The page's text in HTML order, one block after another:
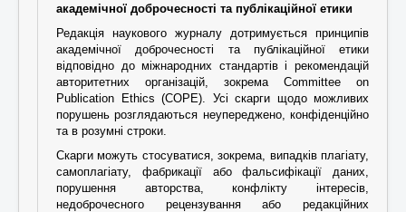
академічної доброчесності та публікаційної етики
Редакція наукового журналу дотримується принципів
академічної доброчесності та публікаційної етики
відповідно до міжнародних стандартів і рекомендацій
авторитетних організацій, зокрема Committee on
Publication Ethics (COPE). Усі скарги щодо можливих
порушень розглядаються неупереджено, конфіденційно
та в розумні строки.
Скарги можуть стосуватися, зокрема, випадків плагіату,
самоплагіату, фабрикації або фальсифікації даних,
порушення авторства, конфлікту інтересів,
недоброчесного рецензування або редакційних